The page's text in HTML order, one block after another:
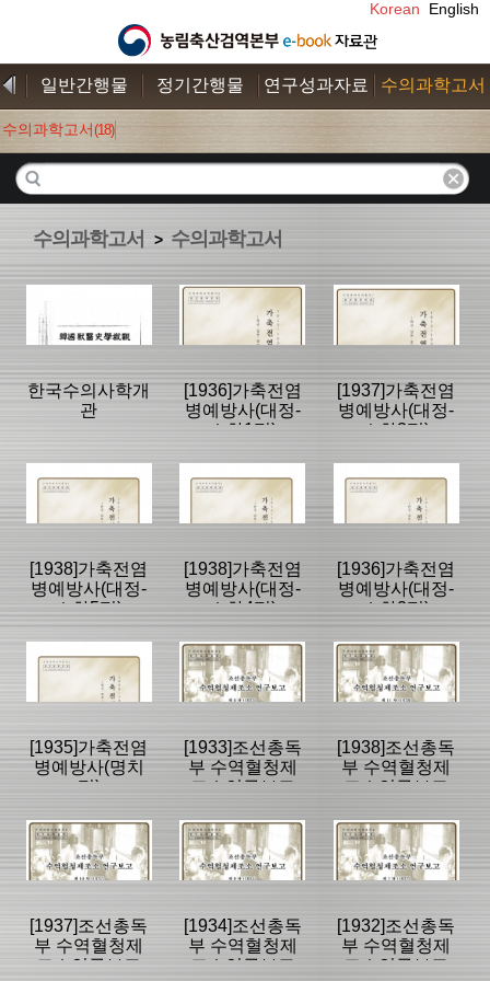
Korean English
일반간행물 정기간행물 연구성과자료 수의과학고서
수의과학고서(18)
수의과학고서 > 수의과학고서
한국수의사학개
관
분류명 : 수의과
학고서
|
2012/07/11
[1936]가축전염
병예방사(대정-
소화1편)
분류명 : 수의과
학고서
|
2008/12/23
[1937]가축전염
병예방사(대정-
소화3편)
분류명 : 수의과
학고서
|
2008/12/19
[1938]가축전염
병예방사(대정-
소화5편)
분류명 : 수의과
학고서
|
2008/12/12
[1938]가축전염
병예방사(대정-
소화4편)
분류명 : 수의과
학고서
|
2008/12/09
[1936]가축전염
병예방사(대정-
소화2편)
분류명 : 수의과
학고서
|
2008/12/04
[1935]가축전염
병예방사(명치
편)
분류명 : 수의과
학고서
|
[1933]조선총독
부 수역혈청제
조소연구보고
분류명 : 수의과
학고서
|
[1938]조선총독
부 수역혈청제
조소연구보고
분류명 : 수의과
학고서
|
[1937]조선총독
부 수역혈청제
조소연구보고
[1934]조선총독
부 수역혈청제
조소연구보고
[1932]조선총독
부 수역혈청제
조소연구보고